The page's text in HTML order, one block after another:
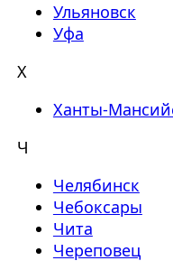
Ульяновск
Уфа
Х
Ханты-
Ч
Челябинск
Чебоксары
Чита
Череповец